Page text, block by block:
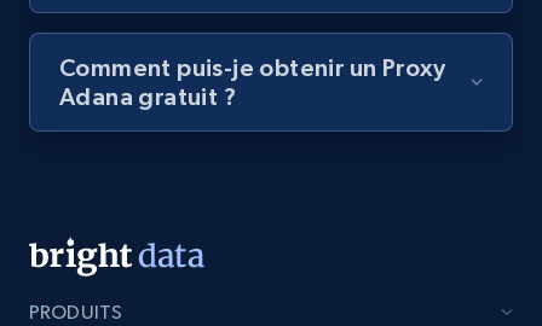
Comment puis-je obtenir un Proxy
Adana gratuit ?
PRODUITS